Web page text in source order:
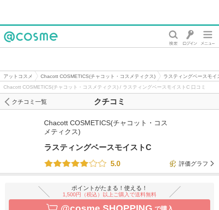
アットコスメ Chacott COSMETICS(チャコット・コスメティクス)
ラスティングベースモイ
Chacott COSMETICS(チャコット・コスメティクス) / ラスティングベースモイストC 口コミ
クチコミ
クチコミ一覧
Chacott COSMETICS(チャコット・コス
メティクス)
ラスティングベースモイストC
5.0
評価グラフ
ポイントがたまる！使える！
1,500円（税込）以上ご購入で送料無料